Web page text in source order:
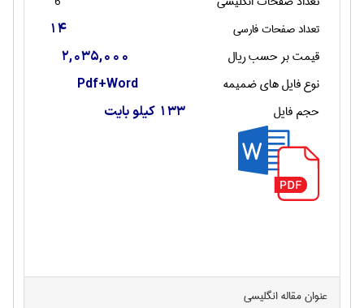
تعداد صفحات فارسی
14
قیمت بر حسب ریال 2,035,000
نوع فایل های ضمیمه Pdf+Word
حجم فایل 133 کیلو بایت
عنوان مقاله انگليسی